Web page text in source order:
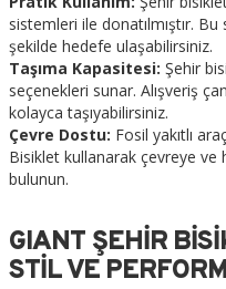
sistemleri ile donatılmıştır.
şekilde hedefe ulaşabilirsiniz.
Taşıma Kapasitesi: Şehir
seçenekleri sunar. Alışveriş
kolayca taşıyabilirsiniz.
Çevre Dostu: Fosil yakıtlı
Bisiklet kullanarak çevreye ve
bulunun.
GIANT ŞEHIR
STIL VE